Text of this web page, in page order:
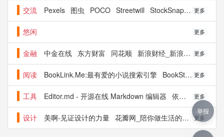
交流 Pexels 图虫 POCO Streetwill StockSnap.io nice
更多
悠闲 更多
金融 中金在线 东方财富 同花顺 新浪财经_新浪网 雪球
更多
阅读 BookLink.Me:最有爱的小说搜索引擎 BookStack文档管理 更多
工具 Editor.md - 开源在线 Markdown 编辑器 依奇-在线超级转换工具 更多
设计 美啊-见证设计的力量 花瓣网_陪你做生活的设计师 设
更多
举报